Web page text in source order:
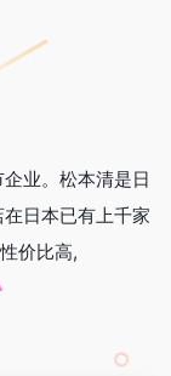
业。松本清是日
日本已有上千家
价比高,